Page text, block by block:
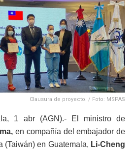
Clausura de proyecto. / Foto: MSPAS
1 abr (AGN).- El ministro de
en compañía del embajador de
(Taiwán) en Guatemala, Li-Cheng